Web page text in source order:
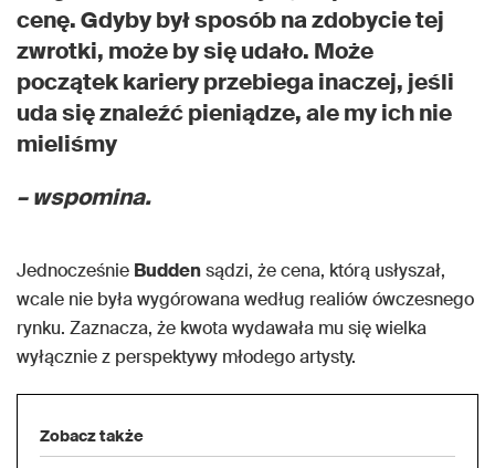
cenę. Gdyby był sposób na zdobycie tej
zwrotki, może by się udało. Może
początek kariery przebiega inaczej, jeśli
uda się znaleźć pieniądze, ale my ich nie
mieliśmy
– wspomina.
Jednocześnie Buddensądzi, że cena, którą usłyszał,
wcale nie była wygórowana według realiów ówczesnego
rynku. Zaznacza, że kwota wydawała mu się wielka
wyłącznie z perspektywy młodego artysty.
Zobacz także